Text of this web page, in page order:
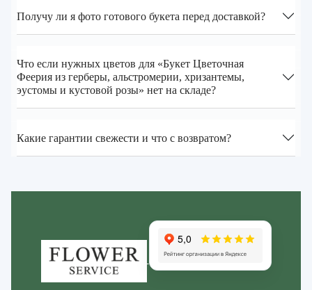
Получу ли я фото готового букета перед доставкой?
Что если нужных цветов для «Букет Цветочная
Феерия из герберы, альстромерии, хризантемы,
эустомы и кустовой розы» нет на складе?
Какие гарантии свежести и что с возвратом?